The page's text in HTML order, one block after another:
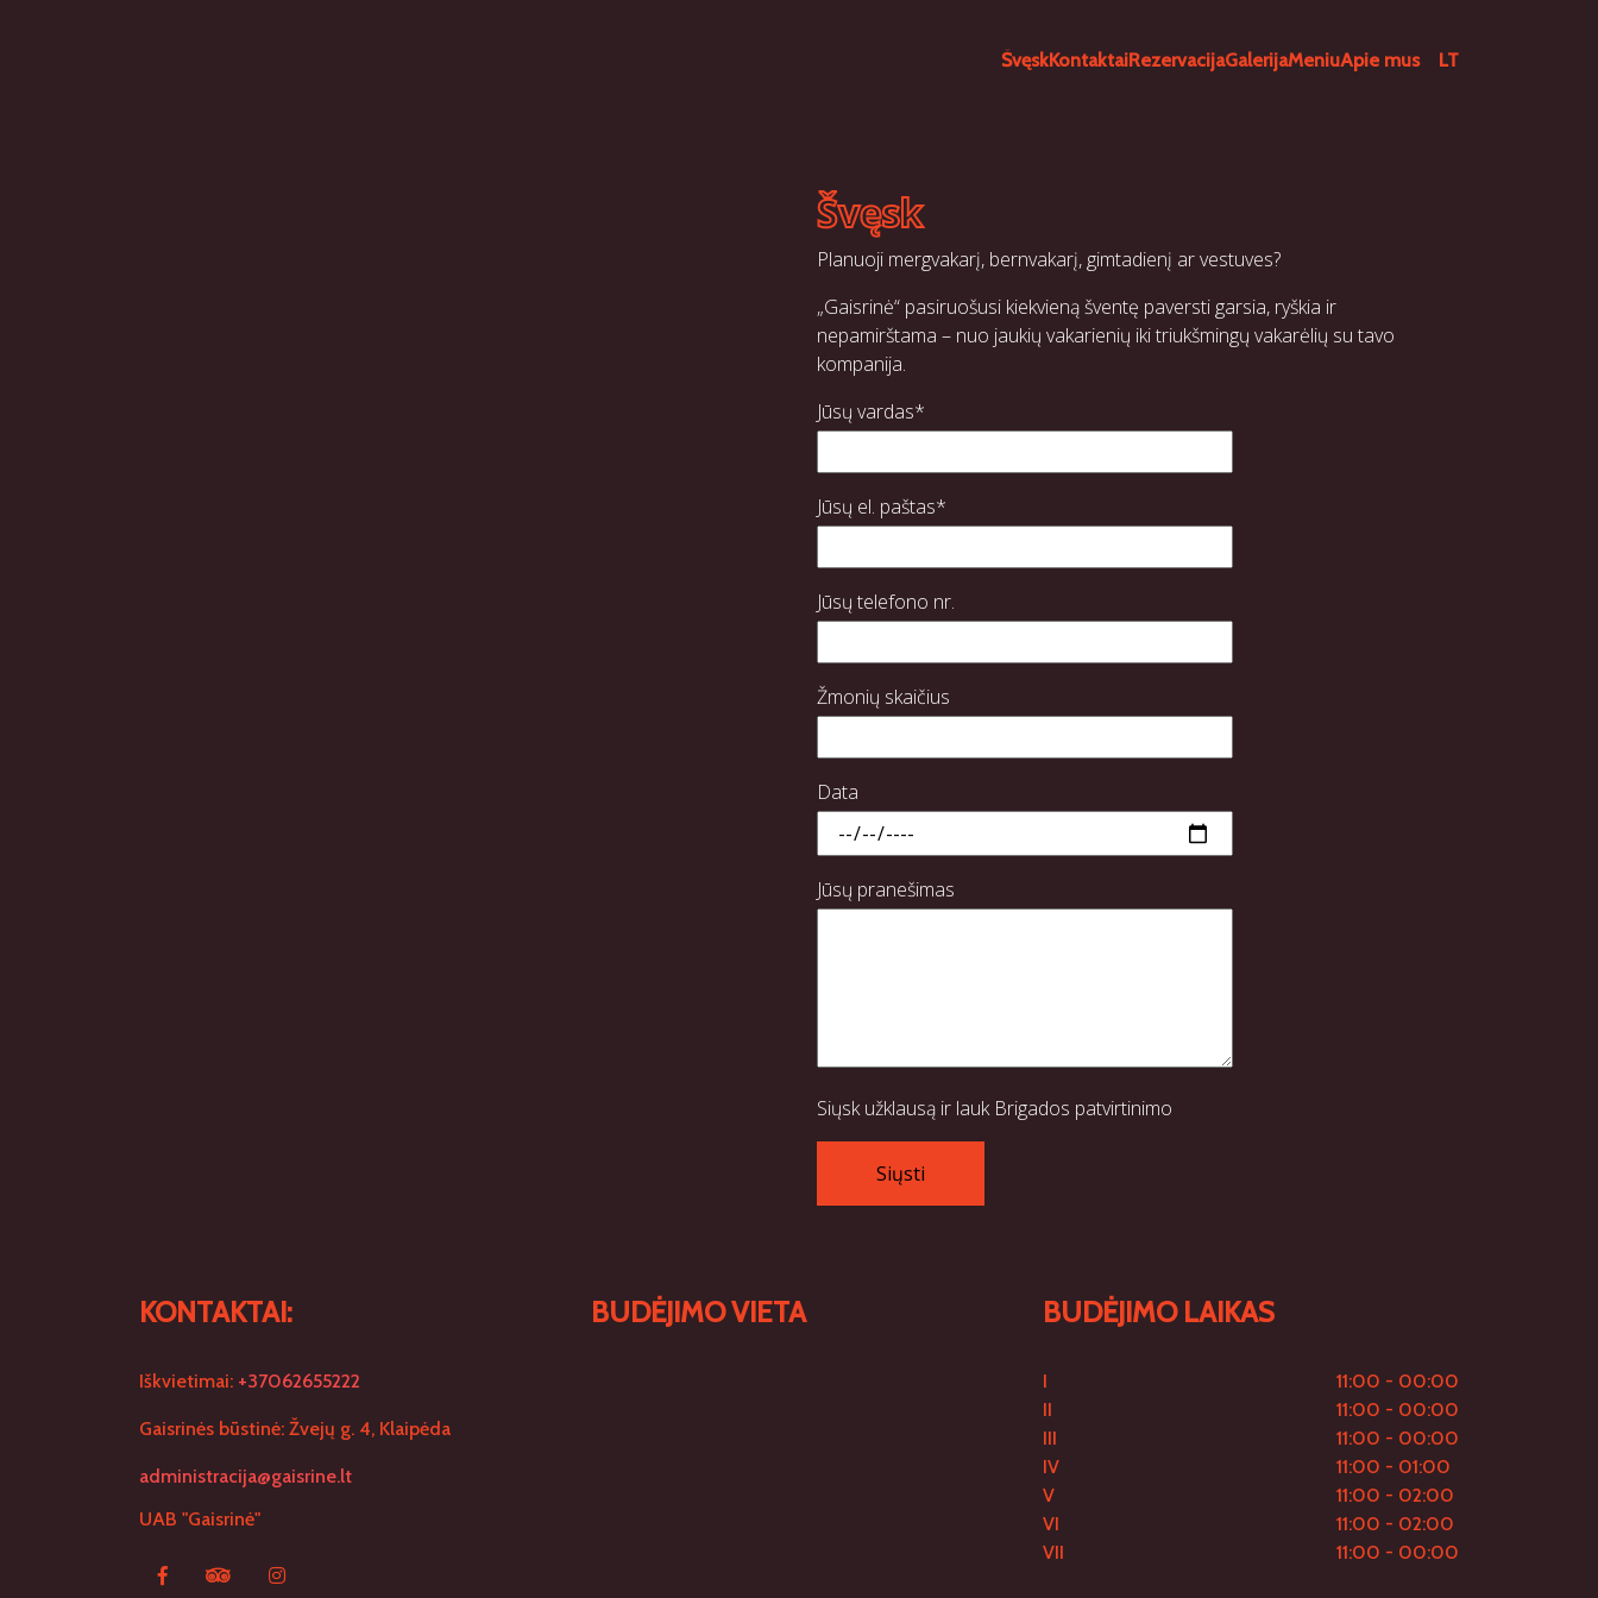
ŠvęskKontaktaiRezervacijaGalerijaMeniuApie mus LT
Švęsk
Planuoji mergvakarį, bernvakarį, gimtadienį ar vestuves?
„Gaisrinė“ pasiruošusi kiekvieną šventę paversti garsia, ryškia ir
nepamirštama – nuo jaukių vakarienių iki triukšmingų vakarėlių su tavo
kompanija.
Jūsų vardas*
Jūsų el. paštas*
Jūsų telefono nr.
Žmonių skaičius
Data
Jūsų pranešimas
Siųsk užklausą ir lauk Brigados patvirtinimo
KONTAKTAI:
Iškvietimai: +37062655222
Gaisrinės būstinė: Žvejų g. 4, Klaipėda
administracija@gaisrine.lt
UAB "Gaisrinė"
BUDĖJIMO VIETA BUDĖJIMO LAIKAS
I
II
III
IV
V
VI
VII
11:00 - 00:00
11:00 - 00:00
11:00 - 00:00
11:00 - 01:00
11:00 - 02:00
11:00 - 02:00
11:00 - 00:00